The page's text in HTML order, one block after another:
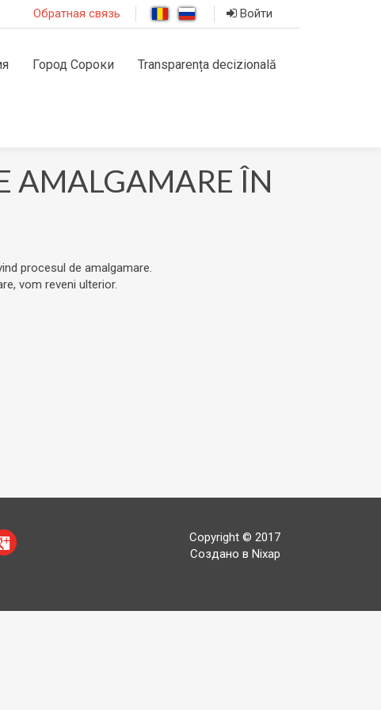
Обратная связь Войти
Город Сороки Transparența decizională
AMALGAMARE ÎN
procesul de amalgamare.
vom reveni ulterior.
Copyright © 2017
Создано в Nixap